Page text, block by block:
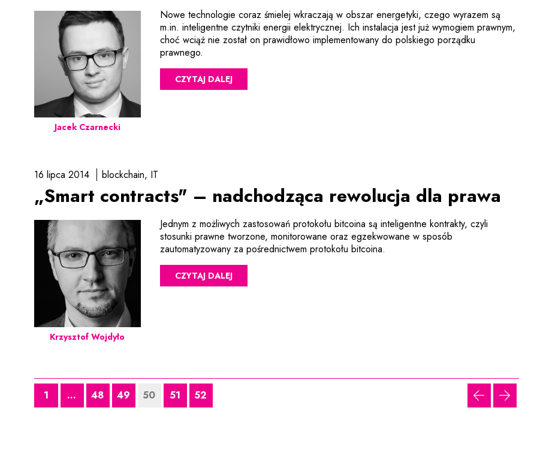
Nowe technologie coraz śmielej wkraczają w obszar energetyki, czego wyrazem są
m.in. inteligentne czytniki energii elektrycznej. Ich instalacja jest już wymogiem prawnym,
choć wciąż nie został on prawidłowo implementowany do polskiego porządku
prawnego.
CZYTAJ DALEJ
Jacek Czarnecki
16 lipca 2014 blockchain IT
„Smart contracts" – nadchodząca rewolucja dla prawa
Jednym z możliwych zastosowań protokołu bitcoina są inteligentne kontrakty, czyli
stosunki prawne tworzone, monitorowane oraz egzekwowane w sposób
zautomatyzowany za pośrednictwem protokołu bitcoina.
CZYTAJ DALEJ
Krzysztof Wojdyło
1 ... 48 49 50 51 52 poprzednia